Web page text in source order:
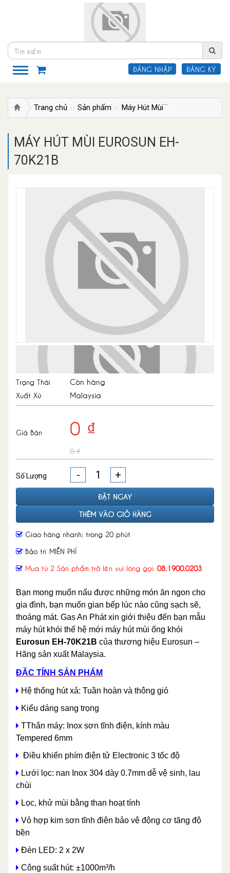
ĐĂNG NHẬP ĐĂNG KÝ
Trang chủ Sản phẩm Máy Hút Mùi
MÁY HÚT MÙI EUROSUN EH-
70K21B
Trạng Thái Còn hàng
Xuất Xứ Malaysia
Giá Bán 0 ₫
0 ₫
Số Lượng - +
ĐẶT NGAY
THÊM VÀO GIỎ HÀNG
Giao hàng nhanh: trong 20 phút
Bảo trì MIỄN PHÍ
Mua từ 2 Sản phẩm trở lên vui lòng gọi: 08.1900.0203
Bạn mong muốn nấu được những món ăn ngon cho
gia đình, bạn muốn gian bếp lúc nào cũng sạch sẽ,
thoáng mát. Gas An Phát xin giới thiệu đến bạn mẫu
máy hút khói thế hệ mới máy hút mùi ống khói
Eurosun EH-70K21B của thương hiệu Eurosun –
Hãng sản xuất Malaysia.
ĐẶC TÍNH SẢN PHẨM
​​Hệ thống hút xả: Tuần hoàn và thông gió
​​ Kiểu dáng sang trọng
TThân máy: Inox sơn tĩnh điện, kính màu
Tempered 6mm
Điều khiển phím điện tử Electronic 3 tốc độ
Lưới lọc: nan Inox 304 dày 0.7mm dễ vệ sinh, lau
chùi
Lọc, khử mùi bằng than hoạt tính
Vỏ hợp kim sơn tĩnh điện bảo vệ động cơ tăng độ
bền
Đèn LED: 2 x 2W
Công suất hút: ±1000m³/h